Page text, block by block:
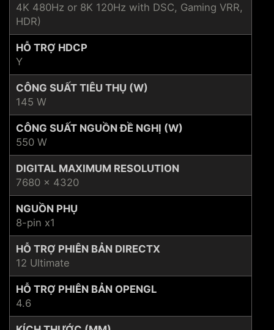
4K 480Hz or 8K 120Hz with DSC, Gaming VRR,
HDR)
HỖ TRỢ HDCP
Y
CÔNG SUẤT TIÊU THỤ (W)
145 W
CÔNG SUẤT NGUỒN ĐỀ NGHỊ (W)
550 W
DIGITAL MAXIMUM RESOLUTION
7680 x 4320
NGUỒN PHỤ
8-pin x1
HỖ TRỢ PHIÊN BẢN DIRECTX
12 Ultimate
HỖ TRỢ PHIÊN BẢN OPENGL
4.6